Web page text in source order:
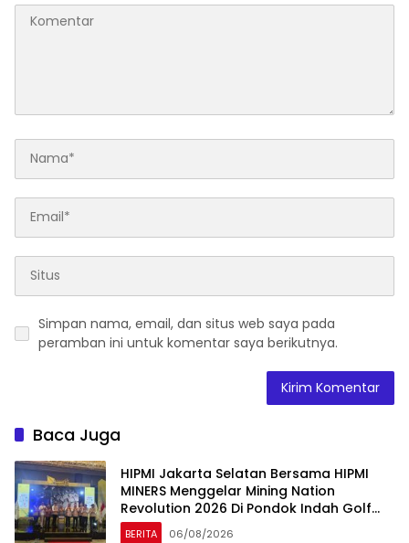
Simpan nama, email, dan situs web saya pada
peramban ini untuk komentar saya berikutnya.
Baca Juga
HIPMI Jakarta Selatan Bersama HIPMI
MINERS Menggelar Mining Nation
Revolution 2026 Di Pondok Indah Golf
Jakarta
BERITA 06/08/2026